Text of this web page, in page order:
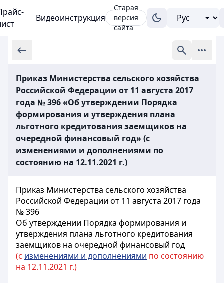
Видеоинструкция
Старая
версия
сайта
Приказ Министерства сельского хозяйства
Российской Федерации от 11 августа 2017
года № 396 «Об утверждении Порядка
формирования и утверждения плана
льготного кредитования заемщиков на
очередной финансовый год» (с
изменениями и дополнениями по
состоянию на 12.11.2021 г.)
Приказ Министерства сельского хозяйства
Российской Федерации от 11 августа 2017 года
№ 396
Об утверждении Порядка формирования и
утверждения плана льготного кредитования
заемщиков на очередной финансовый год
(с изменениями и дополнениями по состоянию
на 12.11.2021 г.)